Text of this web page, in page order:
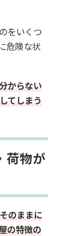
をいくつ
危険な状
からない
てしまう
荷物が
のままに
の特徴の